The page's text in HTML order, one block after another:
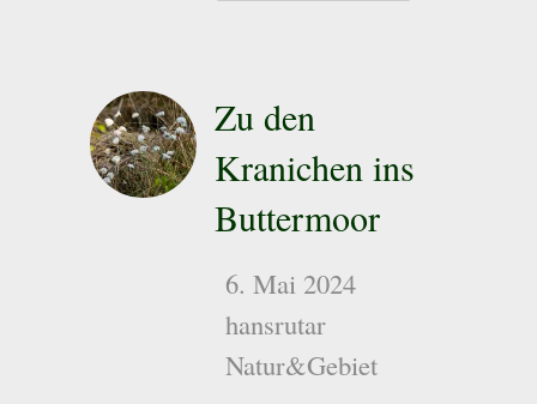
Zu den
Kranichen ins
Buttermoor
6. Mai 2024
hansrutar
Natur&Gebiet